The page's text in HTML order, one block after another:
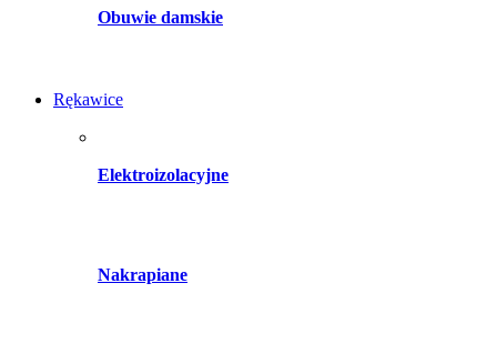
Obuwie damskie
Rękawice
Elektroizolacyjne
Nakrapiane